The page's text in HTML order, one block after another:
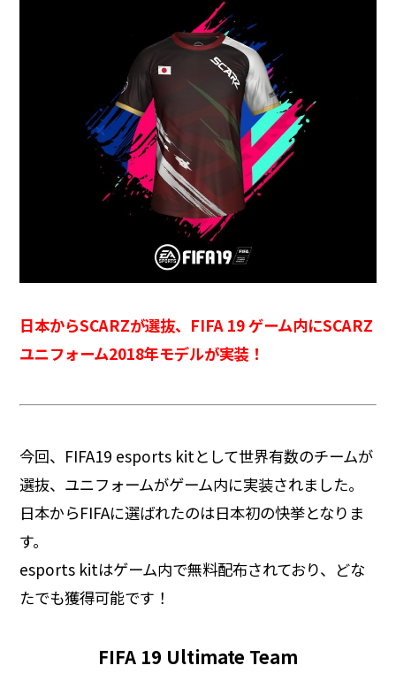
日本からSCARZが選抜、 FIFA 19 ゲーム内にSCARZ
ユニフォーム2018年モデルが実装！
今回、FIFA19 esports kitとして世界有数のチームが
選抜、ユニフォームがゲーム内に実装されました。
日本からFIFAに選ばれたのは日本初の快挙となりま
す。
esports kitはゲーム内で無料配布されており、どな
たでも獲得可能です！
FIFA 19 Ultimate Team